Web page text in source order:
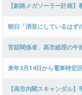
に位置付ける」
【釧路メガソーラー計画
発覚 → 野口健さん「作業
だろう！」ｗｗｗｗｗｗｗ
朝日「消音にしているはず
する！」
官邸関係者、高市総理の午
る！」 → ﾈｯﾄ「なんか今ま
馬」
来年3月14日から電車特定
【高市内閣スキャンダル